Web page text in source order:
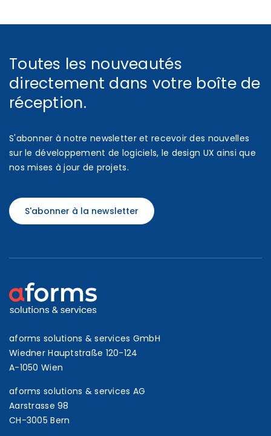
Toutes les nouveautés
directement dans votre boîte de
réception.
S'abonner à notre newsletter et recevoir des nouvelles
sur le développement de logiciels, le design UX ainsi que
nos mises à jour de projets.
S'abonner à la newsletter
aforms solutions & services GmbH
Wiedner Hauptstraße 120-124
A-1050 Wien
aforms solutions & services AG
Aarstrasse 98
CH-3005 Bern